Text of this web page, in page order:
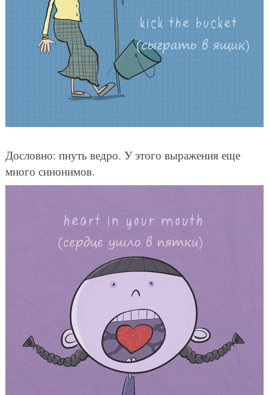
Дословно: пнуть ведро. У этого выражения еще
много синонимов.